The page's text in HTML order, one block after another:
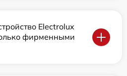
Electrolux
фирменными